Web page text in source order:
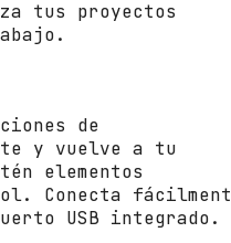
tus proyectos
de
y vuelve a tu
elementos
Conecta
USB integrado.